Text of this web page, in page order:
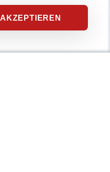
AKZEPTIEREN